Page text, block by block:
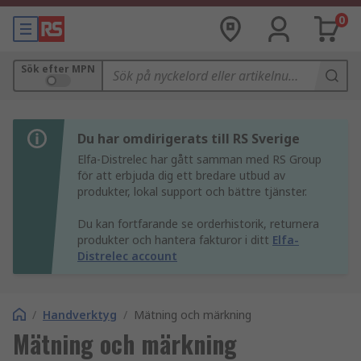
0
Sök efter MPN
Du har omdirigerats till RS Sverige
Elfa-Distrelec har gått samman med RS Group
för att erbjuda dig ett bredare utbud av
produkter, lokal support och bättre tjänster.
Du kan fortfarande se orderhistorik, returnera
produkter och hantera fakturor i ditt Elfa-
Distrelec account
/ Handverktyg / Mätning och märkning
Mätning och märkning